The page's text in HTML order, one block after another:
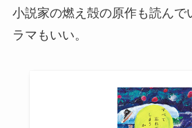
小説家の燃え殻の原作も読んで
ラマもいい。